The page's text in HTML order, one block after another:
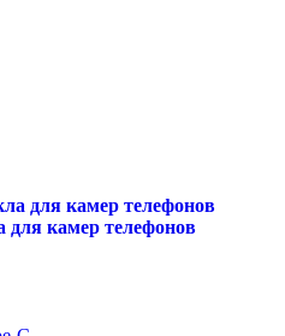
для камер телефонов